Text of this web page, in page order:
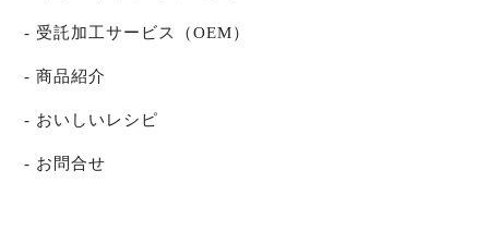
受託加工サービス（OEM）
商品紹介
おいしいレシピ
お問合せ